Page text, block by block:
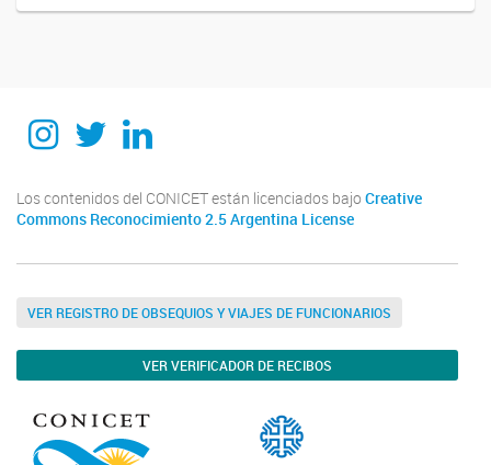
Instagram
TwitterLinkedin
Los contenidos del CONICET están licenciados bajo Creative
Commons Reconocimiento 2.5 Argentina License
VER REGISTRO DE OBSEQUIOS Y VIAJES DE FUNCIONARIOS
VER VERIFICADOR DE RECIBOS